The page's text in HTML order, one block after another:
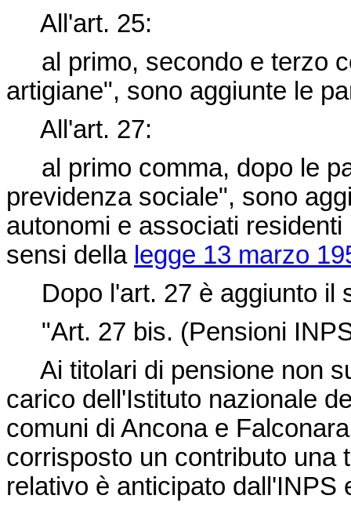
All'art. 25:
al primo, secondo e terzo
artigiane", sono aggiunte le
All'art. 27:
al primo comma, dopo le
previdenza sociale", sono
autonomi e associati
sensi della legge 13 marzo
Dopo l'art. 27 è aggiunto il
"Art. 27 bis. (Pensioni
Ai titolari di pensione non
carico dell'Istituto nazionale
comuni di Ancona e
corrisposto un contributo una
relativo è anticipato dall'INPS